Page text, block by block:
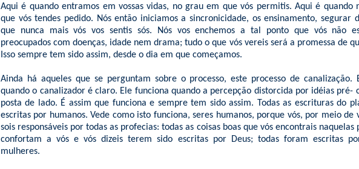
Aqui é quando entramos em vossas vidas, no grau em que vós permitis. Aqui é quando
que vós tendes pedido. Nós então iniciamos a sincronicidade, os ensinamento, segurar
que nunca mais vós vos sentis sós. Nós vos enchemos a tal ponto que vós não
preocupados com doenças, idade nem drama; tudo o que vós vereis será a promessa de
Isso sempre tem sido assim, desde o dia em que começamos.
Ainda há aqueles que se perguntam sobre o processo, este processo de canalização.
quando o canalizador é claro. Ele funciona quando a percepção distorcida por idéias pré-
posta de lado. É assim que funciona e sempre tem sido assim. Todas as escrituras do
escritas por humanos. Vede como isto funciona, seres humanos, porque vós, por meio de
sois responsáveis por todas as profecias: todas as coisas boas que vós encontrais naquelas
confortam a vós e vós dizeis terem sido escritas por Deus; todas foram escritas
mulheres.